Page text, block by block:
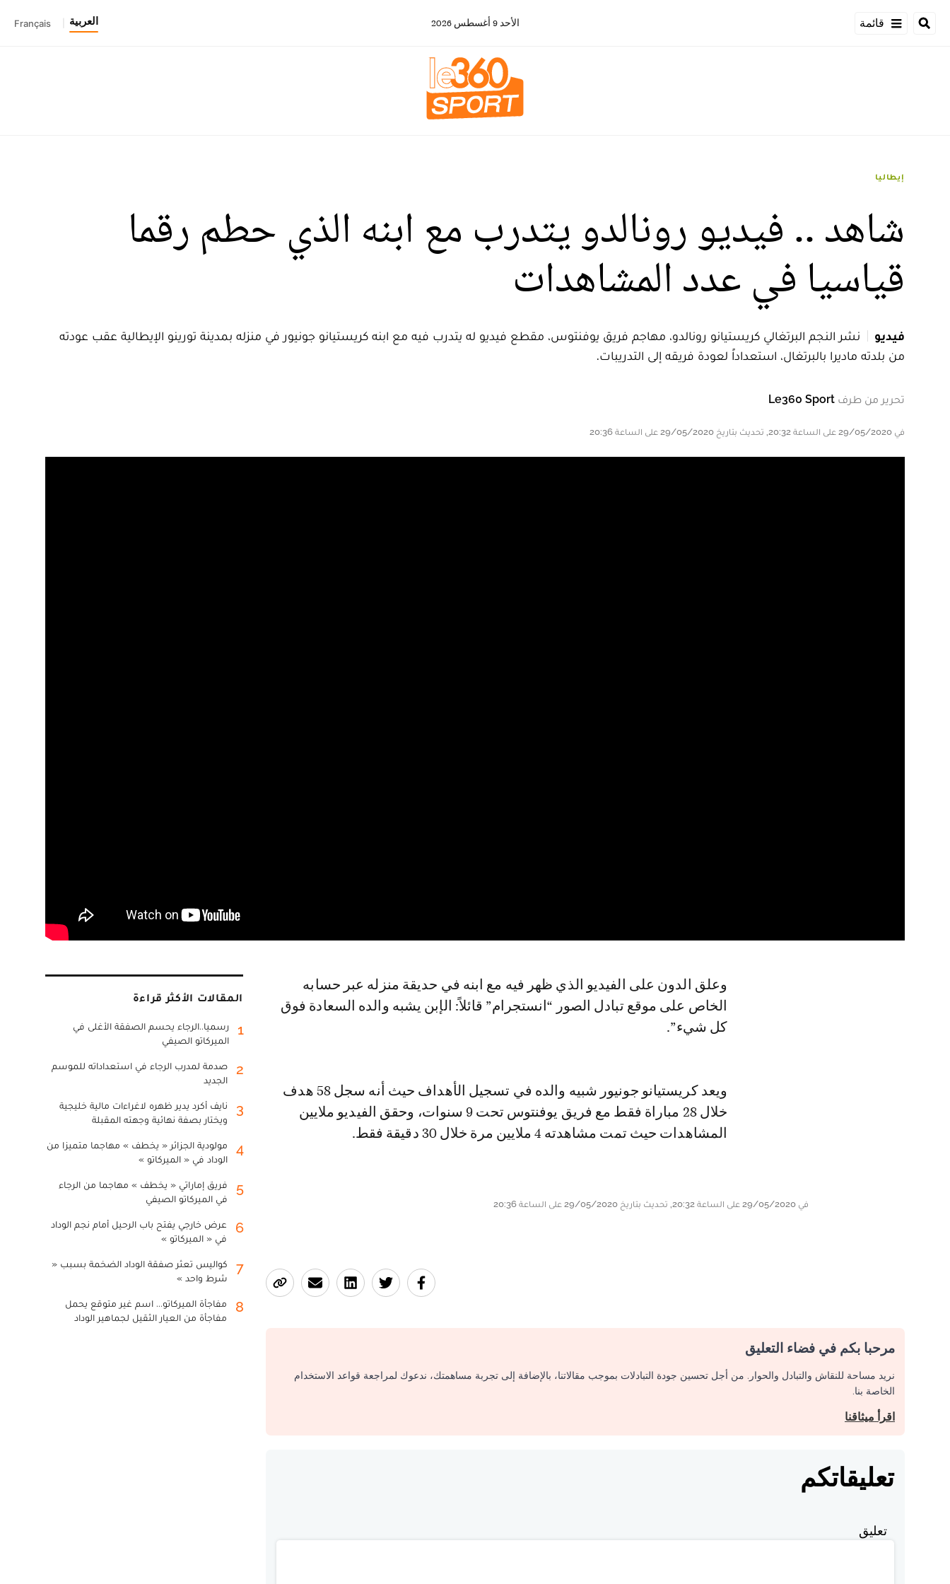
قائمة الأحد 9 أغسطس 2026 العربية Français
إيطاليا
شاهد .. فيديو رونالدو يتدرب مع ابنه الذي حطم رقما
قياسيا في عدد المشاهدات
فيديو
نشر النجم البرتغالي كريستيانو رونالدو، مهاجم فريق يوفنتوس، مقطع فيديو له يتدرب فيه مع ابنه كريستيانو جونيور في منزله بمدينة تورينو الإيطالية عقب عودته
من بلدته ماديرا بالبرتغال، استعداداً لعودة فريقه إلى التدريبات.
تحرير من طرف Le360 Sport
في 29/05/2020 على الساعة 20:32, تحديث بتاريخ 29/05/2020 على الساعة 20:36
وعلق الدون على الفيديو الذي ظهر فيه مع ابنه في حديقة منزله عبر حسابه
الخاص على موقع تبادل الصور “انستجرام” قائلاً: الإبن يشبه والده السعادة فوق
كل شيء”.
ويعد كريستيانو جونيور شبيه والده في تسجيل الأهداف حيث أنه سجل 58 هدف
خلال 28 مباراة فقط مع فريق يوفنتوس تحت 9 سنوات، وحقق الفيديو ملايين
المشاهدات حيث تمت مشاهدته 4 ملايين مرة خلال 30 دقيقة فقط.
في 29/05/2020 على الساعة 20:32, تحديث بتاريخ 29/05/2020 على الساعة 20:36
مرحبا بكم في فضاء التعليق
نريد مساحة للنقاش والتبادل والحوار. من أجل تحسين جودة التبادلات بموجب مقالاتنا، بالإضافة إلى تجربة مساهمتك، ندعوك لمراجعة قواعد الاستخدام
الخاصة بنا.
اقرأ ميثاقنا
تعليقاتكم
تعليق
المقالات الأكثر قراءة
1
رسميا..الرجاء يحسم الصفقة الأغلى في
الميركاتو الصيفي
2
صدمة لمدرب الرجاء في استعداداته للموسم
الجديد
3
نايف أكرد يدير ظهره لاغراءات مالية خليجية
ويختار بصفة نهائية وجهته المقبلة
4
مولودية الجزائر « يخطف » مهاجما متميزا من
الوداد في « الميركاتو »
5
فريق إماراتي « يخطف » مهاجما من الرجاء
في الميركاتو الصيفي
6
عرض خارجي يفتح باب الرحيل أمام نجم الوداد
في « الميركاتو »
7
كواليس تعثر صفقة الوداد الضخمة بسبب «
شرط واحد »
8
مفاجأة الميركاتو... اسم غير متوقع يحمل
مفاجأة من العيار الثقيل لجماهير الوداد